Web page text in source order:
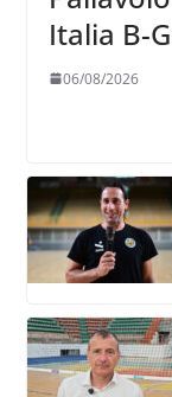
Italia B-
06/08/2026